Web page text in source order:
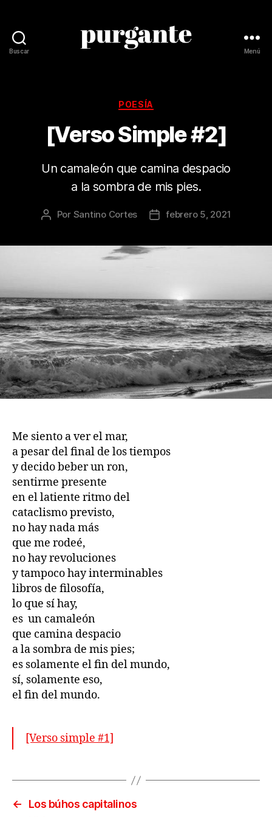
Buscar Menú
Categorías
POESÍA
[Verso Simple #2]
Un camaleón que camina despacio
a la sombra de mis pies.
Autor
Por Santino Cortes
Fechafebrero 5, 2021
Me siento a ver el mar,
a pesar del final de los tiempos
y decido beber un ron,
sentirme presente
en el latiente ritmo del
cataclismo previsto,
no hay nada más
que me rodeé,
no hay revoluciones
y tampoco hay interminables
libros de filosofía,
lo que sí hay,
es un camaleón
que camina despacio
a la sombra de mis pies;
es solamente el fin del mundo,
sí, solamente eso,
el fin del mundo.
[Verso simple #1]
←
Los búhos capitalinos